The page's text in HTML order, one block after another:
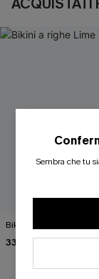
Bikini a righe Lime Tree
33,00 €
Sembra che tu